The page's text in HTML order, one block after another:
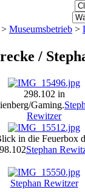
> Museumsbetrieb >
/
298.102 in
Gaming.
Rewitzer
in die Feuerbox
Stephan
Stephan Rewitzer